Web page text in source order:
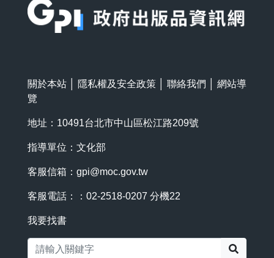
關於本站 隱私權及安全政策 聯絡我們
網站導
覽
地址：10491台北市中山區松江路209號
指導單位：文化部
客服信箱： gpi@moc.gov.tw
客服電話：：02-2518-0207 分機22
我要找書